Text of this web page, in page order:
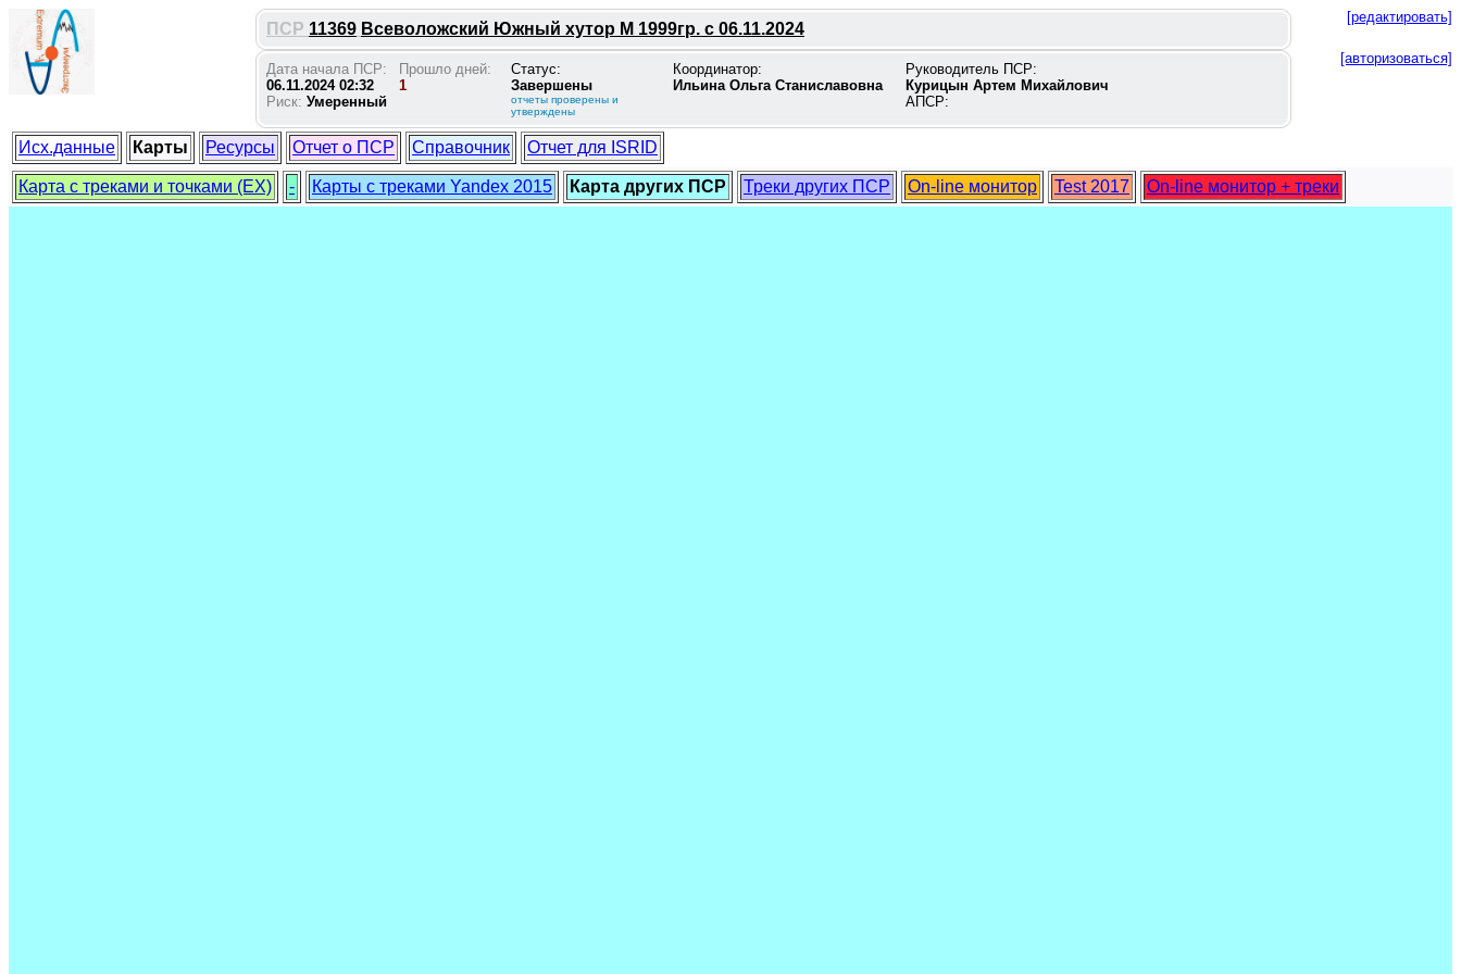
ПСР 11369 Всеволожский Южный хутор М 1999гр. с 06.11.2024
[редактировать]
Дата начала ПСР:
06.11.2024 02:32
Риск: Умеренный
Прошло дней:
1
Статус:
Завершены
отчеты проверены и
утверждены
Координатор:
Ильина Ольга Станиславовна
Руководитель ПСР:
Курицын Артем Михайлович
АПСР:
[авторизоваться]
Исх.данные Карты Ресурсы Отчет о ПСР Справочник Отчет для ISRID
Карта с треками и точками (EX) - Карты с треками Yandex 2015 Карта других ПСР Треки других ПСР On-line монитор Test 2017 On-line монитор + треки